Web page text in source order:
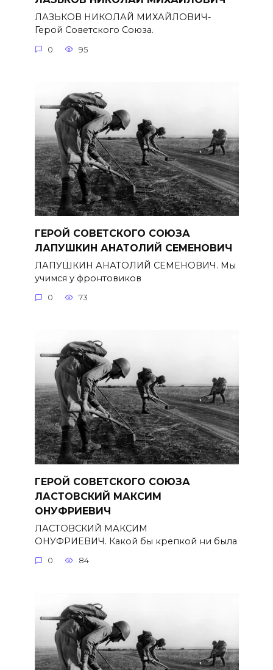
ЛАЗЬКОВ НИКОЛАЙ МИХАЙЛОВИЧ-
Герой Советского Союза.
0 95
ГЕРОЙ СОВЕТСКОГО СОЮЗА
ЛАПУШКИН АНАТОЛИЙ СЕМЕНОВИЧ
ЛАПУШКИН АНАТОЛИЙ СЕМЕНОВИЧ. Мы
учимся у фронтовиков
0 73
ГЕРОЙ СОВЕТСКОГО СОЮЗА
ЛАСТОВСКИЙ МАКСИМ
ОНУФРИЕВИЧ
ЛАСТОВСКИЙ МАКСИМ
ОНУФРИЕВИЧ. Какой бы крепкой ни была
0 84